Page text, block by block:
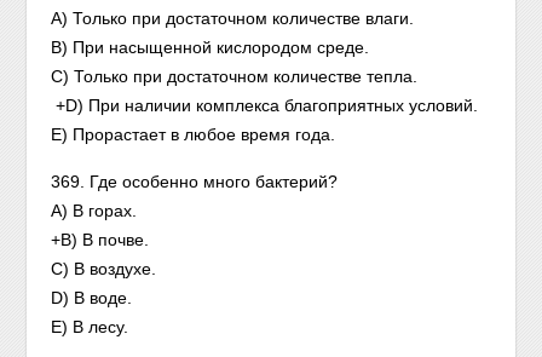
А) Только при достаточном количестве влаги.
В) При насыщенной кислородом среде.
С) Только при достаточном количестве тепла.
+D) При наличии комплекса благоприятных условий.
Е) Прорастает в любое время года.
369. Где особенно много бактерий?
А) В горах.
+В) В почве.
С) В воздухе.
D) В воде.
Е) В лесу.